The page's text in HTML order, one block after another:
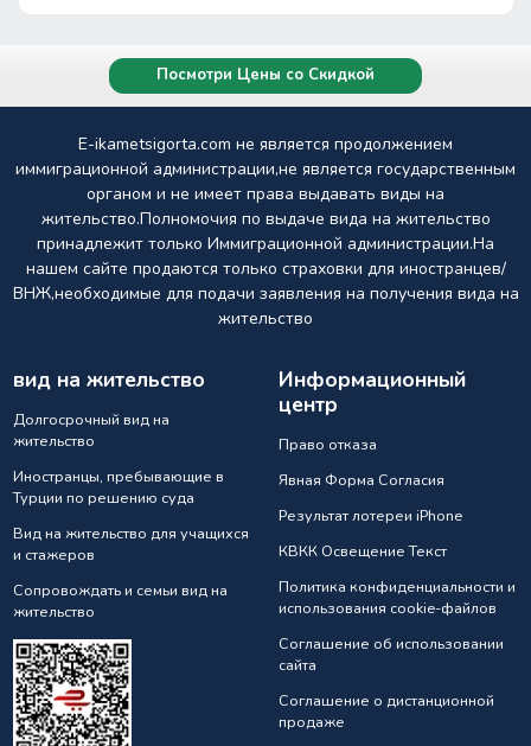
Посмотри Цены со Скидкой
E-ikametsigorta.com не является продолжением
иммиграционной администрации,не является государственным
органом и не имеет права выдавать виды на
жительство.Полномочия по выдаче вида на жительство
принадлежит только Иммиграционной администрации.На
нашем сайте продаются только страховки для иностранцев/
ВНЖ,необходимые для подачи заявления на получения вида на
жительство
вид на жительство
Долгосрочный вид на
жительство
Иностранцы, пребывающие в
Турции по решению суда
Вид на жительство для учащихся
и стажеров
Сопровождать и семьи вид на
жительство
Информационный
центр
Право отказа
Явная Форма Согласия
Результат лотереи iPhone
КВКК Освещение Текст
Политика конфиденциальности и
использования cookie-файлов
Соглашение об использовании
сайта
Соглашение о дистанционной
продаже